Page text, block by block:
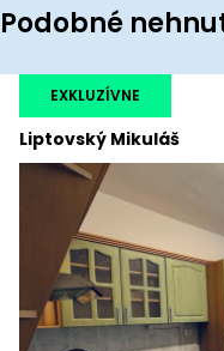
Podobné
Liptovský Mikuláš
EXKLUZÍVNE